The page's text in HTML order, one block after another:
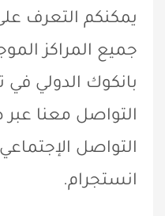
يمكنكم التعرف
جميع المراكز
بانكوك الدولي في
التواصل معنا
التواصل الإجتماعي
انستجرام.